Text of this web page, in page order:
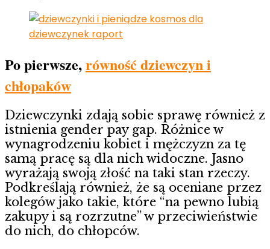
Po pierwsze,równość dziewczyn i
chłopaków
Dziewczynki zdają sobie sprawę również z
istnienia gender pay gap. Różnice w
wynagrodzeniu kobiet i mężczyzn za tę
samą pracę są dla nich widoczne. Jasno
wyrażają swoją złość na taki stan rzeczy.
Podkreślają również, że są oceniane przez
kolegów jako takie, które “na pewno lubią
zakupy i są rozrzutne” w przeciwieństwie
do nich, do chłopców.